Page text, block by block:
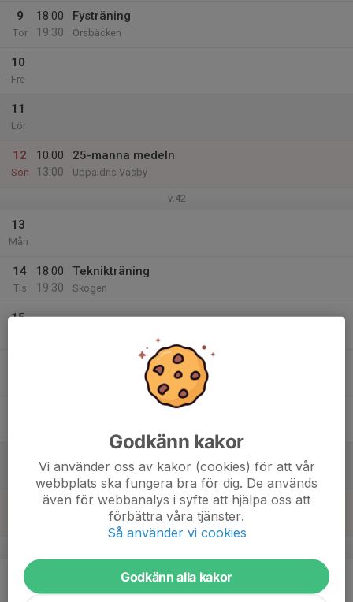
9
Tor
18:00
19:30
Fysträning
Örsbäcken
10
Fre
11
Lör
12
Sön
10:00
13:00
25-manna medeln
Uppaldns Väsby
v.42
13
Mån
14
Tis
18:00
19:30
Teknikträning
Skogen
15
20
Mån
Godkänn kakor
Vi använder oss av kakor (cookies) för att vår
webbplats ska fungera bra för dig. De används
även för webbanalys i syfte att hjälpa oss att
förbättra våra tjänster.
Så använder vi cookies
Godkänn alla kakor